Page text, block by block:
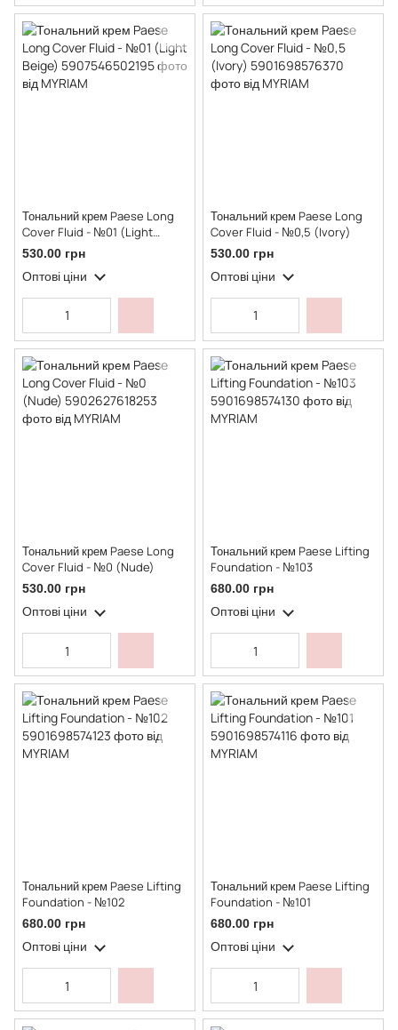
Тональний крем Paese Long
Cover Fluid - №01 (Light
Beige)
530.00 грн
Оптові ціни
Тональний крем Paese Long
Cover Fluid - №0,5 (Ivory)
530.00 грн
Оптові ціни
Тональний крем Paese Long
Cover Fluid - №0 (Nude)
530.00 грн
Оптові ціни
Тональний крем Paese Lifting
Foundation - №103
680.00 грн
Оптові ціни
Тональний крем Paese Lifting
Foundation - №102
680.00 грн
Оптові ціни
Тональний крем Paese Lifting
Foundation - №101
680.00 грн
Оптові ціни